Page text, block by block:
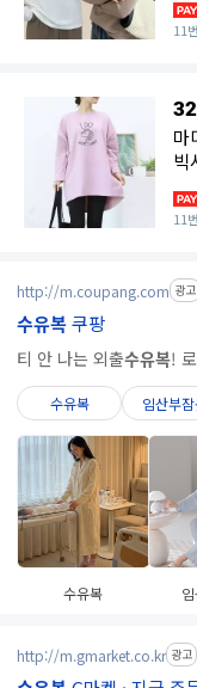
11
마
빅
11
http://m.coupang.com 광고
수유복쿠팡
티 안 나는 외출수유복!
수유복 임산부
수유복
http://m.gmarket.co.kr 광고